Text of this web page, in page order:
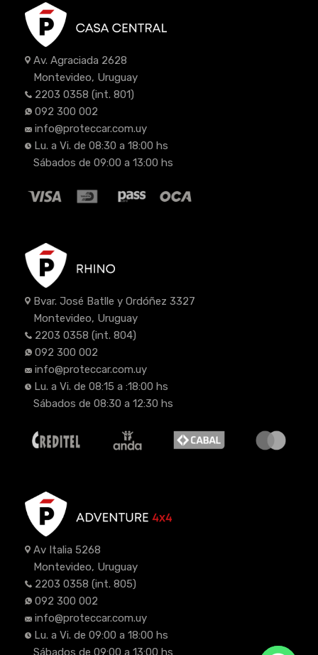
Av. Agraciada 2628
Montevideo, Uruguay
2203 0358 (int. 801)
092 300 002
info@proteccar.com.uy
Lu. a Vi. de 08:30 a 18:00 hs
Sábados de 09:00 a 13:00 hs
Bvar. José Batlle y Ordóñez 3327
Montevideo, Uruguay
2203 0358 (int. 804)
092 300 002
info@proteccar.com.uy
Lu. a Vi. de 08:15 a :18:00 hs
Sábados de 08:30 a 12:30 hs
Av Italia 5268
Montevideo, Uruguay
2203 0358 (int. 805)
092 300 002
info@proteccar.com.uy
Lu. a Vi. de 09:00 a 18:00 hs
Sábados de 09:00 a 13:00 hs